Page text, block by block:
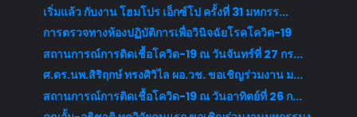
เริ่มแล้ว กับงาน โฮมโปร เอ็กซ์โป ครั้งที่ 31 มหกรร...
การตรวจทางห้องปฏิบัติการเพื่อวินิจฉัยโรคโควิด-19
สถานการณ์การติดเชื้อโควิด-19 ณ วันจันทร์ที่ 27 กร...
ศ.ดร.นพ.สิริฤกษ์ ทรงศิวิไล ผอ.วช. ขอเชิญร่วมงาน ม...
สถานการณ์การติดเชื้อโควิด-19 ณ วันอาทิตย์ที่ 26 ก...